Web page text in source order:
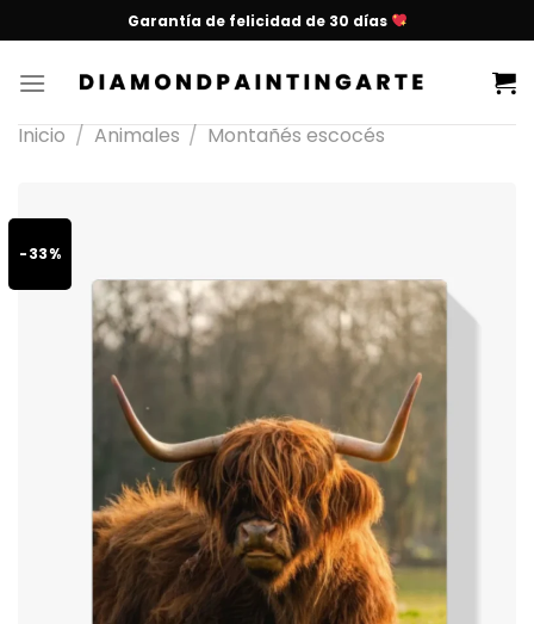
Garantía de felicidad de 30 días
Inicio / Animales / Montañés escocés
-33%